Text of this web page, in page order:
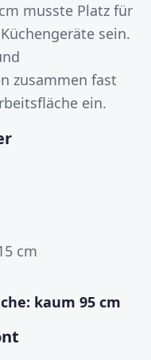
musste Platz für
sein.
zusammen fast
ein.
cm
kaum 95 cm